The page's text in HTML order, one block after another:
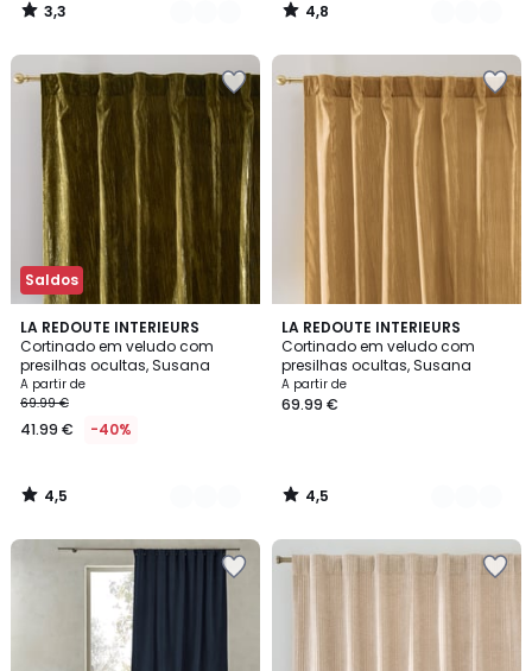
3,3
/
4,8
/
Saldos
LA REDOUTE INTERIEURS
Cortinado em veludo com
presilhas ocultas, Susana
A partir de
69.99 €
41.99 € -40%
4,5
/ 5
2
Cores
4,5
/
LA REDOUTE INTERIEURS
Cortinado em veludo com
presilhas ocultas, Susana
A partir de
69.99 €
4,5
/ 5
2
Cores
4,5
/